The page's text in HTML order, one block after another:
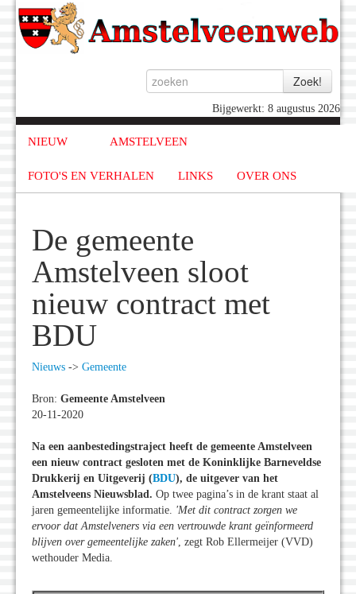
Bijgewerkt: 8 augustus 2026
NIEUW AMSTELVEEN
FOTO'S EN VERHALEN LINKS OVER ONS
De gemeente
Amstelveen sloot
nieuw contract met
BDU
Nieuws -> Gemeente
Bron: Gemeente Amstelveen
20-11-2020
Na een aanbestedingstraject heeft de gemeente Amstelveen
een nieuw contract gesloten met de Koninklijke Barneveldse
Drukkerij en Uitgeverij (BDU), de uitgever van het
Amstelveens Nieuwsblad. Op twee pagina’s in de krant staat al
jaren gemeentelijke informatie. 'Met dit contract zorgen we
ervoor dat Amstelveners via een vertrouwde krant geïnformeerd
blijven over gemeentelijke zaken', zegt Rob Ellermeijer (VVD)
wethouder Media.